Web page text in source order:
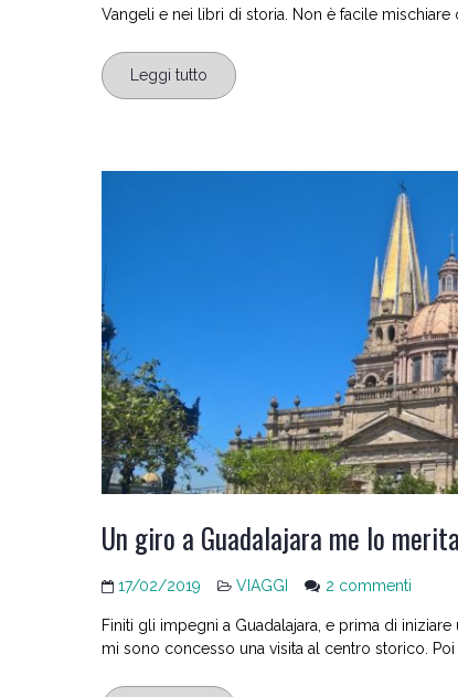
Vangeli e nei libri di storia. Non è facile
Leggi tutto
Un giro a Guadalajara me lo
17/02/2019 VIAGGI 2 commenti
giro
a
Finiti gli impegni a Guadalajara, e prima di
mi sono concesso una visita al centro storico.